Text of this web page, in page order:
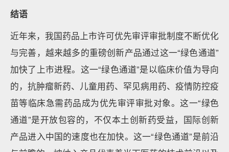
结语
近年来，我国药品上市许可优先审评审批制度不断优化
与完善，越来越多的重磅创新产品通过这一“绿色通道”
加快了上市进程。这一“绿色通道”是以临床价值为导向
的，抗肿瘤新药、儿童用药、罕见病用药、疫情防控疫
苗等临床急需药品成为优先审评审批对象。这一“绿色
通道”是开放包容的，不仅本土创新药受益，国际创新
产品进入中国的速度也在加快。这一“绿色通道”是前沿